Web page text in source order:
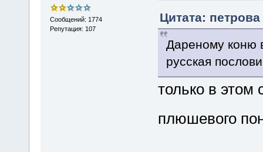
Сообщений: 1774
Репутация: 107
Цитата:
Дареному коню
русская
только в этом
плюшевого